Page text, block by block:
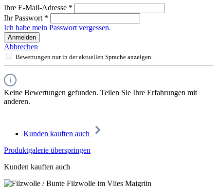
Ihre E-Mail-Adresse *
Ihr Passwort *
Ich habe mein Passwort vergessen.
Anmelden
Abbrechen
Bewertungen nur in der aktuellen Sprache anzeigen.
Keine Bewertungen gefunden. Teilen Sie Ihre Erfahrungen mit
anderen.
Kunden kauften auch
Produktgalerie überspringen
Kunden kauften auch